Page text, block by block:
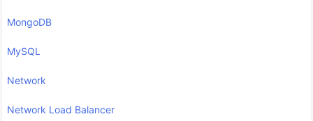
MongoDB
MySQL
Network
Network Load Balancer